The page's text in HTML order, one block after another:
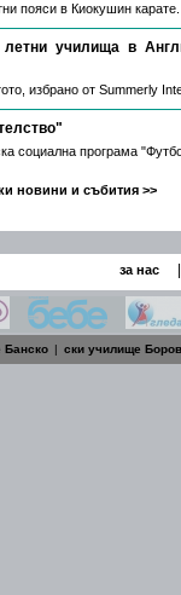
пояси в Киокушин
летни училища в
избрано от Summerly
социална програма
новини и събития >>
за нас
Банско | ски училище